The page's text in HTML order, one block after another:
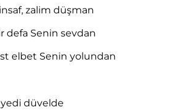
zalim düşman
defa Senin sevdan
elbet Senin yolundan
yedi düvelde